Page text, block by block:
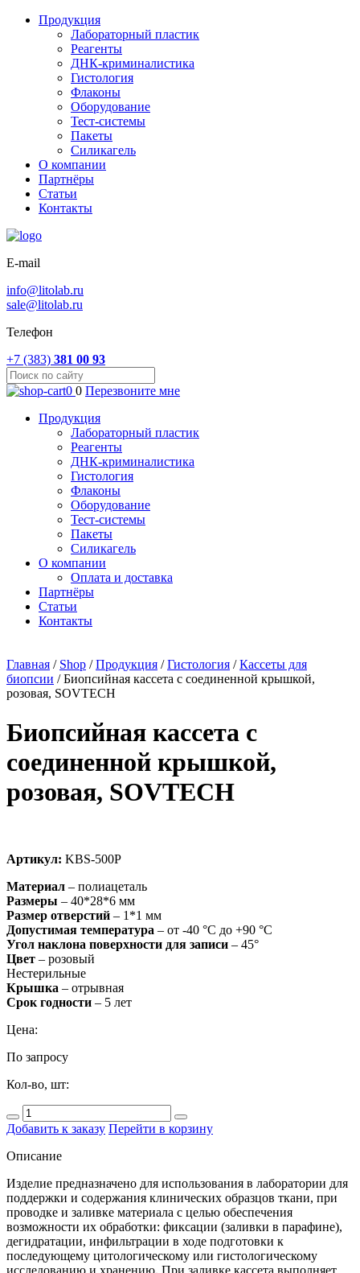
Продукция
Лабораторный пластик
Реагенты
ДНК-криминалистика
Гистология
Флаконы
Оборудование
Тест-системы
Пакеты
Силикагель
О компании
Партнёры
Статьи
Контакты
E-mail
info@litolab.ru
sale@litolab.ru
Телефон
+7 (383) 381 00 93
0 0 Перезвоните мне
Продукция
Лабораторный пластик
Реагенты
ДНК-криминалистика
Гистология
Флаконы
Оборудование
Тест-системы
Пакеты
Силикагель
О компании
Оплата и доставка
Партнёры
Статьи
Контакты
Главная / Shop /Продукция /Гистология /Кассеты для
биопсии /Биопсийная кассета с соединенной крышкой,
розовая, SOVTECH
Биопсийная кассета с
соединенной крышкой,
розовая, SOVTECH
Артикул: KBS-500P
Материал – полиацеталь
Размеры – 40*28*6 мм
Размер отверстий – 1*1 мм
Допустимая температура – от -40 °C до +90 °C
Угол наклона поверхности для записи – 45°
Цвет – розовый
Нестерильные
Крышка – отрывная
Срок годности – 5 лет
Цена:
По запросу
Кол-во, шт:
Добавить к заказу Перейти в корзину
Описание
Изделие предназначено для использования в лаборатории для
поддержки и содержания клинических образцов ткани, при
проводке и заливке материала с целью обеспечения
возможности их обработки: фиксации (заливки в парафине),
дегидратации, инфильтрации в ходе подготовки к
последующему цитологическому или гистологическому
исследованию и хранению. При заливке кассета выполняет